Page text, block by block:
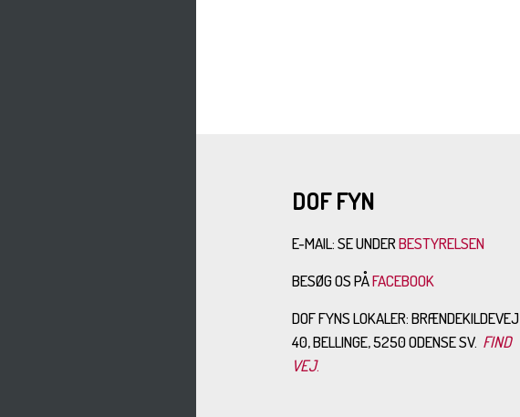
DOF FYN
E-MAIL: SE UNDERBESTYRELSEN
BESØG OS PÅFACEBOOK
DOF FYNS LOKALER: BRÆNDEKILDEVEJ
40, BELLINGE, 5250 ODENSE SV. FIND
VEJ.